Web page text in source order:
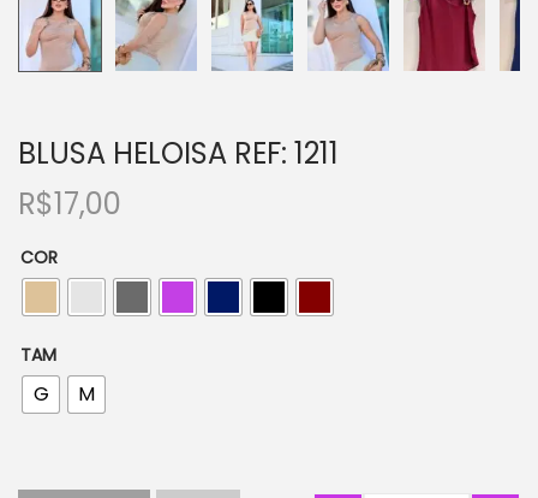
BLUSA HELOISA REF: 1211
R$17,00
COR
TAM
G M